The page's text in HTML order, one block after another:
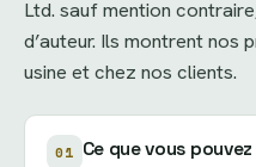
Ltd. sauf mention
d’auteur. Ils montrent nos
usine et chez nos clients.
01 Ce que vous